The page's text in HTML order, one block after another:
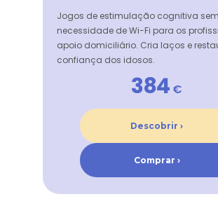
Jogos de estimulação cognitiva sem
necessidade de Wi-Fi para os
apoio domiciliário. Cria laços e
confiança dos idosos.
384 €
Descobrir ›
Comprar ›